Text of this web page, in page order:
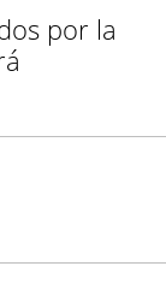
por la